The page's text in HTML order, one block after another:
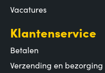
Vacatures
Klantenservice
Betalen
Verzending en bezorging